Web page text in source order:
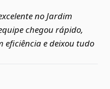
no Jardim
chegou rápido,
eficiência e deixou tudo